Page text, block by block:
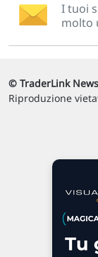
I tuoi
molto
© TraderLink News
Riproduzione